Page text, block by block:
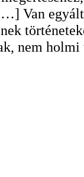
Van
nem